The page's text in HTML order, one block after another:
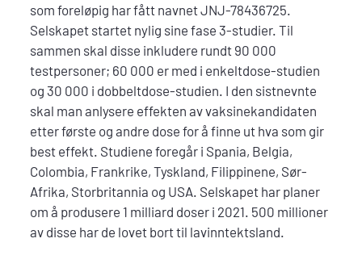
som foreløpig har fått navnet JNJ-78436725.
Selskapet startet nylig sine fase 3-studier. Til
sammen skal disse inkludere rundt 90 000
testpersoner; 60 000 er med i enkeltdose-studien
og 30 000 i dobbeltdose-studien. I den sistnevnte
skal man anlysere effekten av vaksinekandidaten
etter første og andre dose for å finne ut hva som gir
best effekt. Studiene foregår i Spania, Belgia,
Colombia, Frankrike, Tyskland, Filippinene, Sør-
Afrika, Storbritannia og USA. Selskapet har planer
om å produsere 1 milliard doser i 2021. 500 millioner
av disse har de lovet bort til lavinntektsland.